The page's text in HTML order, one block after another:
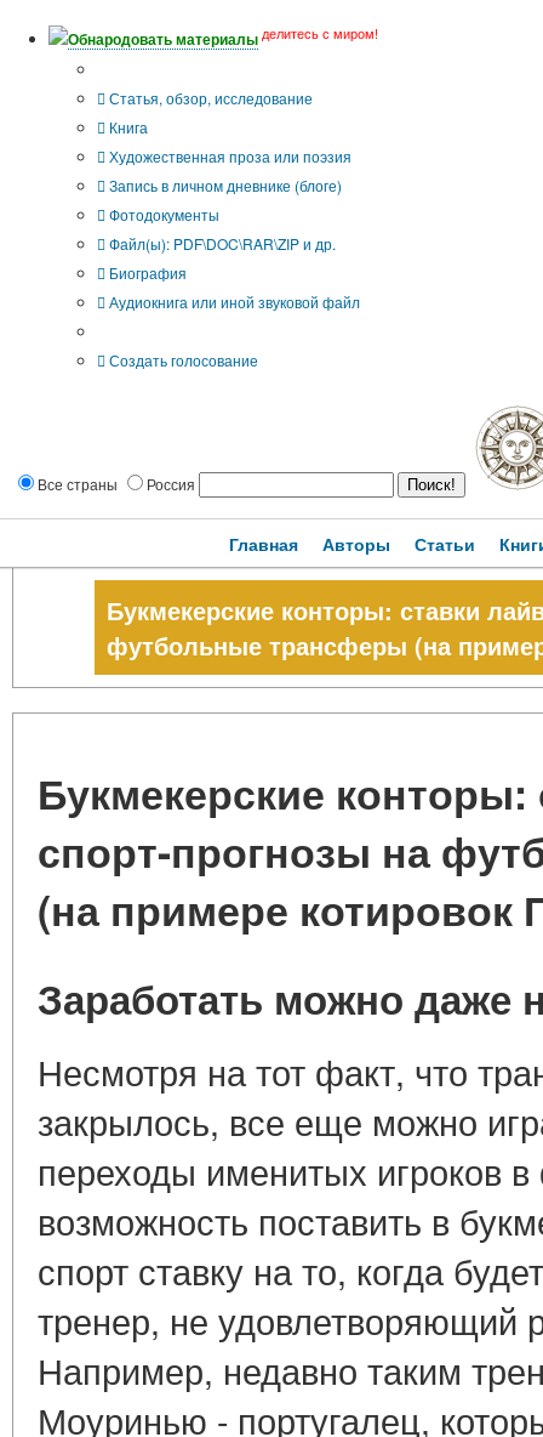
Обнародовать материалы делитесь с миром!
Статья, обзор, исследование
Книга
Художественная проза или поэзия
Запись в личном дневнике (блоге)
Фотодокументы
Файл(ы): PDF\DOC\RAR\ZIP и др.
Биография
Аудиокнига или иной звуковой файл
Создать голосование
Все страны Россия
Главная Авторы Статьи
Букмекерские конторы: ставки
футбольные трансферы (на
Букмекерские конторы:
спорт-прогнозы на
(на примере котировок
Заработать можно даже
Несмотря на тот факт, что
закрылось, все еще можно
переходы именитых игроков
возможность поставить в
спорт ставку на то, когда
тренер, не удовлетворяющий
Например, недавно таким
Моуринью - португалец,